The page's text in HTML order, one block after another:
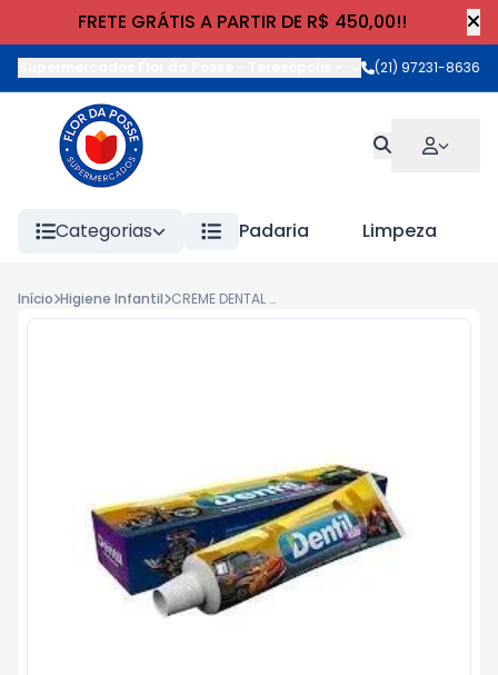
FRETE GRÁTIS A PARTIR DE R$ 450,00!!
Rua Wilhelm
(21) 97231-8636
Categorias Padaria Limpeza
Início Higiene Infantil CREME DENTAL DENTIL KIDS GEL 50g BUBBLE GUM